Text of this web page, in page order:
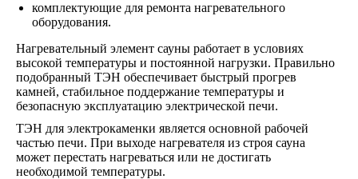
комплектующие для ремонта нагревательного
оборудования.
Нагревательный элемент сауны работает в условиях
высокой температуры и постоянной нагрузки. Правильно
подобранный ТЭН обеспечивает быстрый прогрев
камней, стабильное поддержание температуры и
безопасную эксплуатацию электрической печи.
ТЭН для электрокаменки является основной рабочей
частью печи. При выходе нагревателя из строя сауна
может перестать нагреваться или не достигать
необходимой температуры.